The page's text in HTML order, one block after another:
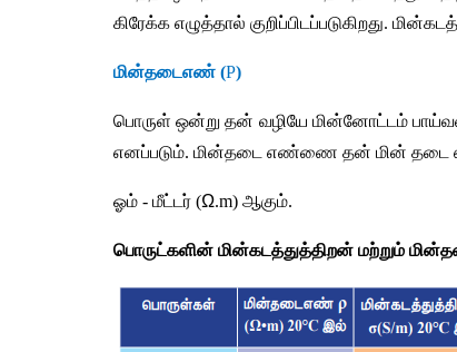
கிரேக்க எழுத்தால் குறிப்பிடப்படுகிறது.
மின்தடைஎண் (P)
பொருள் ஒன்று தன் வழியே மின்னோட்டம்
எனப்படும். மின்தடை எண்ணை தன் மின் தடை
ஓம் - மீட்டர் (Ω.m) ஆகும்.
பொருட்களின் மின்கடத்துத்திறன் மற்றும்